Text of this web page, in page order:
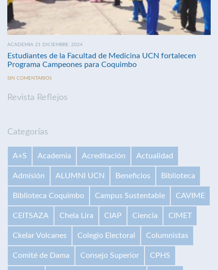
ACADEMIA 21 DICIEMBRE, 2024
Estudiantes de la Facultad de Medicina UCN fortalecen
Programa Campeones para Coquimbo
SIN COMENTARIOS
Revista Reflejos
Categorías
A+S Academia Acreditación Actualidad
Admisión ALUMNI UCN Beneficios Biblioteca
Biblioteca Coquimbo Campus Sustentable CAVIME
CEITSAZA Chela Lira CIAP Ciencia CIMET
Ckelar Volcanes Colegio Electoral Columnistas
Comité de Dama Consejo Superior CPHS